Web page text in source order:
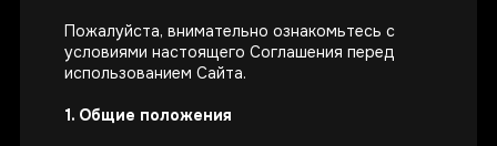
Пожалуйста, внимательно ознакомьтесь с
условиями настоящего Соглашения перед
использованием Сайта.
1. Общие положения